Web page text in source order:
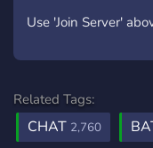
Use 'Join Server'
Related Tags:
CHAT 2,760